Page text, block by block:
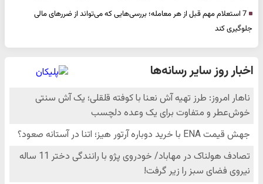
7 استعلام مهم قبل از هر معامله؛ بررسی‌هایی که می‌تواند از ضررهای مالی
جلوگیری کند